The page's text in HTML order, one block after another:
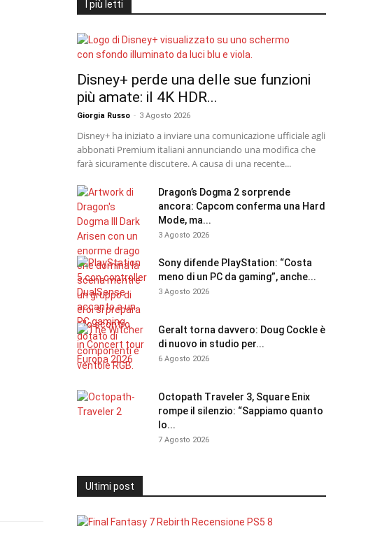
I più letti
Disney+ perde una delle sue funzioni
più amate: il 4K HDR...
Giorgia Russo - 3 Agosto 2026
Disney+ ha iniziato a inviare una comunicazione ufficiale agli
abbonati Premium italiani annunciando una modifica che
farà sicuramente discutere. A causa di una recente...
Dragon’s Dogma 2 sorprende
ancora: Capcom conferma una Hard
Mode, ma...
3 Agosto 2026
Sony difende PlayStation: “Costa
meno di un PC da gaming”, anche...
3 Agosto 2026
Geralt torna davvero: Doug Cockle è
di nuovo in studio per...
6 Agosto 2026
Octopath Traveler 3, Square Enix
rompe il silenzio: “Sappiamo quanto
lo...
7 Agosto 2026
Ultimi post